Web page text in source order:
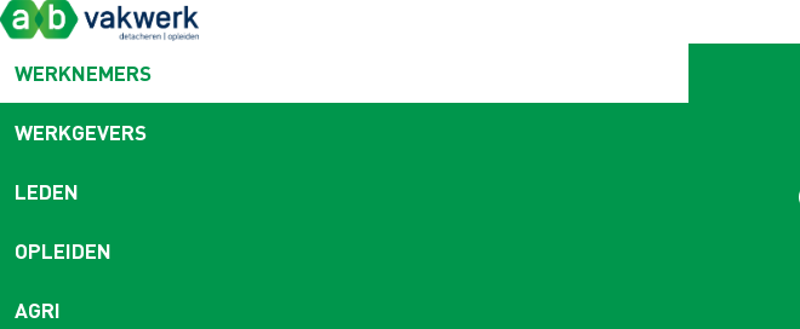
WERKNEMERS
WERKGEVERS
LEDEN
OPLEIDEN
AGRI